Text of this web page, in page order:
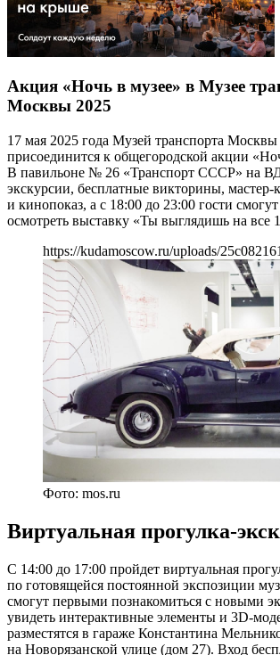
Акция «Ночь в музее» в Музее
Москвы 2025
17 мая 2025 года Музей транспорта Москвы
присоединится к общегородской акции
В павильоне № 26 «Транспорт СССР» на
экскурсии, бесплатные викторины, мастер-
и кинопоказ, а с 18:00 до 23:00 гости
осмотреть выставку «Ты выглядишь на все
https://kudamoscow.ru/uploads/
Фото: mos.ru
Виртуальная прогулка-
С 14:00 до 17:00 пройдет виртуальная
по готовящейся постоянной экспозиции
смогут первыми познакомиться с новыми
увидеть интерактивные элементы и 3D-
разместятся в гараже Константина
на Новорязанской улице (дом 27). Вход